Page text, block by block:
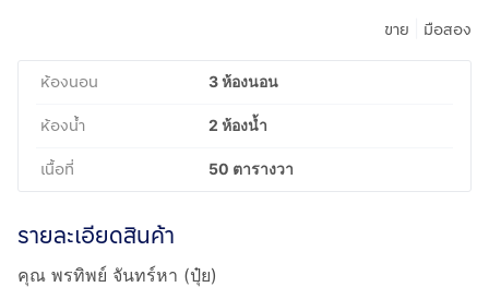
ขาย มือสอง
ห้องนอน 3 ห้องนอน
ห้องน้ำ 2 ห้องน้ำ
เนื้อที่ 50 ตารางวา
รายละเอียดสินค้า
คุณ พรทิพย์ จันทร์หา (ปุ๋ย)